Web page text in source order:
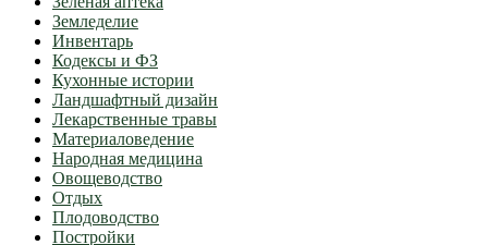
Земледелие
Инвентарь
Кодексы и ФЗ
Кухонные истории
Ландшафтный дизайн
Лекарственные травы
Материаловедение
Народная медицина
Овощеводство
Отдых
Плодоводство
Постройки